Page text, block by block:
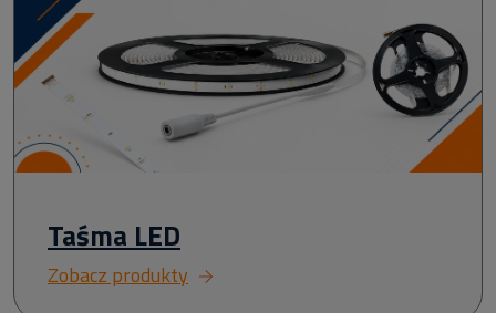
Taśma LED
Zobacz produkty